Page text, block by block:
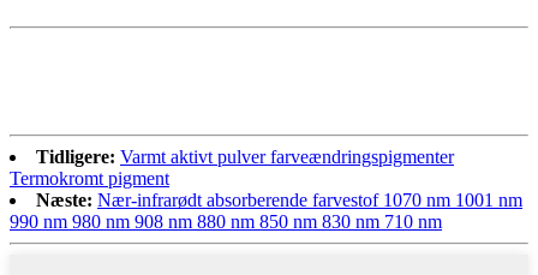
Tidligere: Varmt aktivt pulver farveændringspigmenter
Termokromt pigment
Næste: Nær-infrarødt absorberende farvestof 1070 nm 1001 nm
990 nm 980 nm 908 nm 880 nm 850 nm 830 nm 710 nm